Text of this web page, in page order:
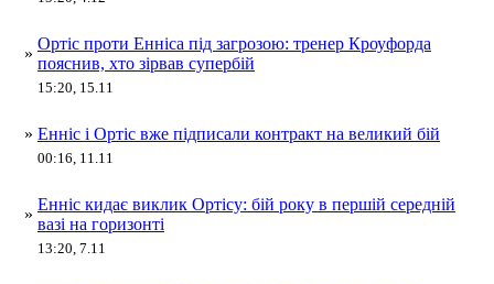
»
Ортіс проти Енніса під загрозою: тренер Кроуфорда
пояснив, хто зірвав супербій
15:20, 15.11
» Енніс і Ортіс вже підписали контракт на великий бій
00:16, 11.11
»
Енніс кидає виклик Ортісу: бій року в першій середній
вазі на горизонті
13:20, 7.11